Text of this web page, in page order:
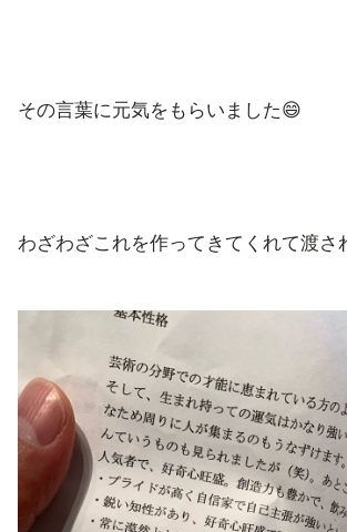
その言葉に元気をもらいました😄
わざわざこれを作ってきてくれて渡さ